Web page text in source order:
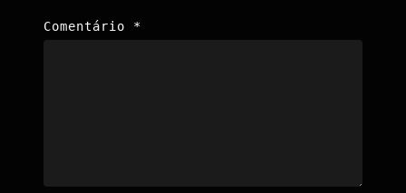
Comentário *